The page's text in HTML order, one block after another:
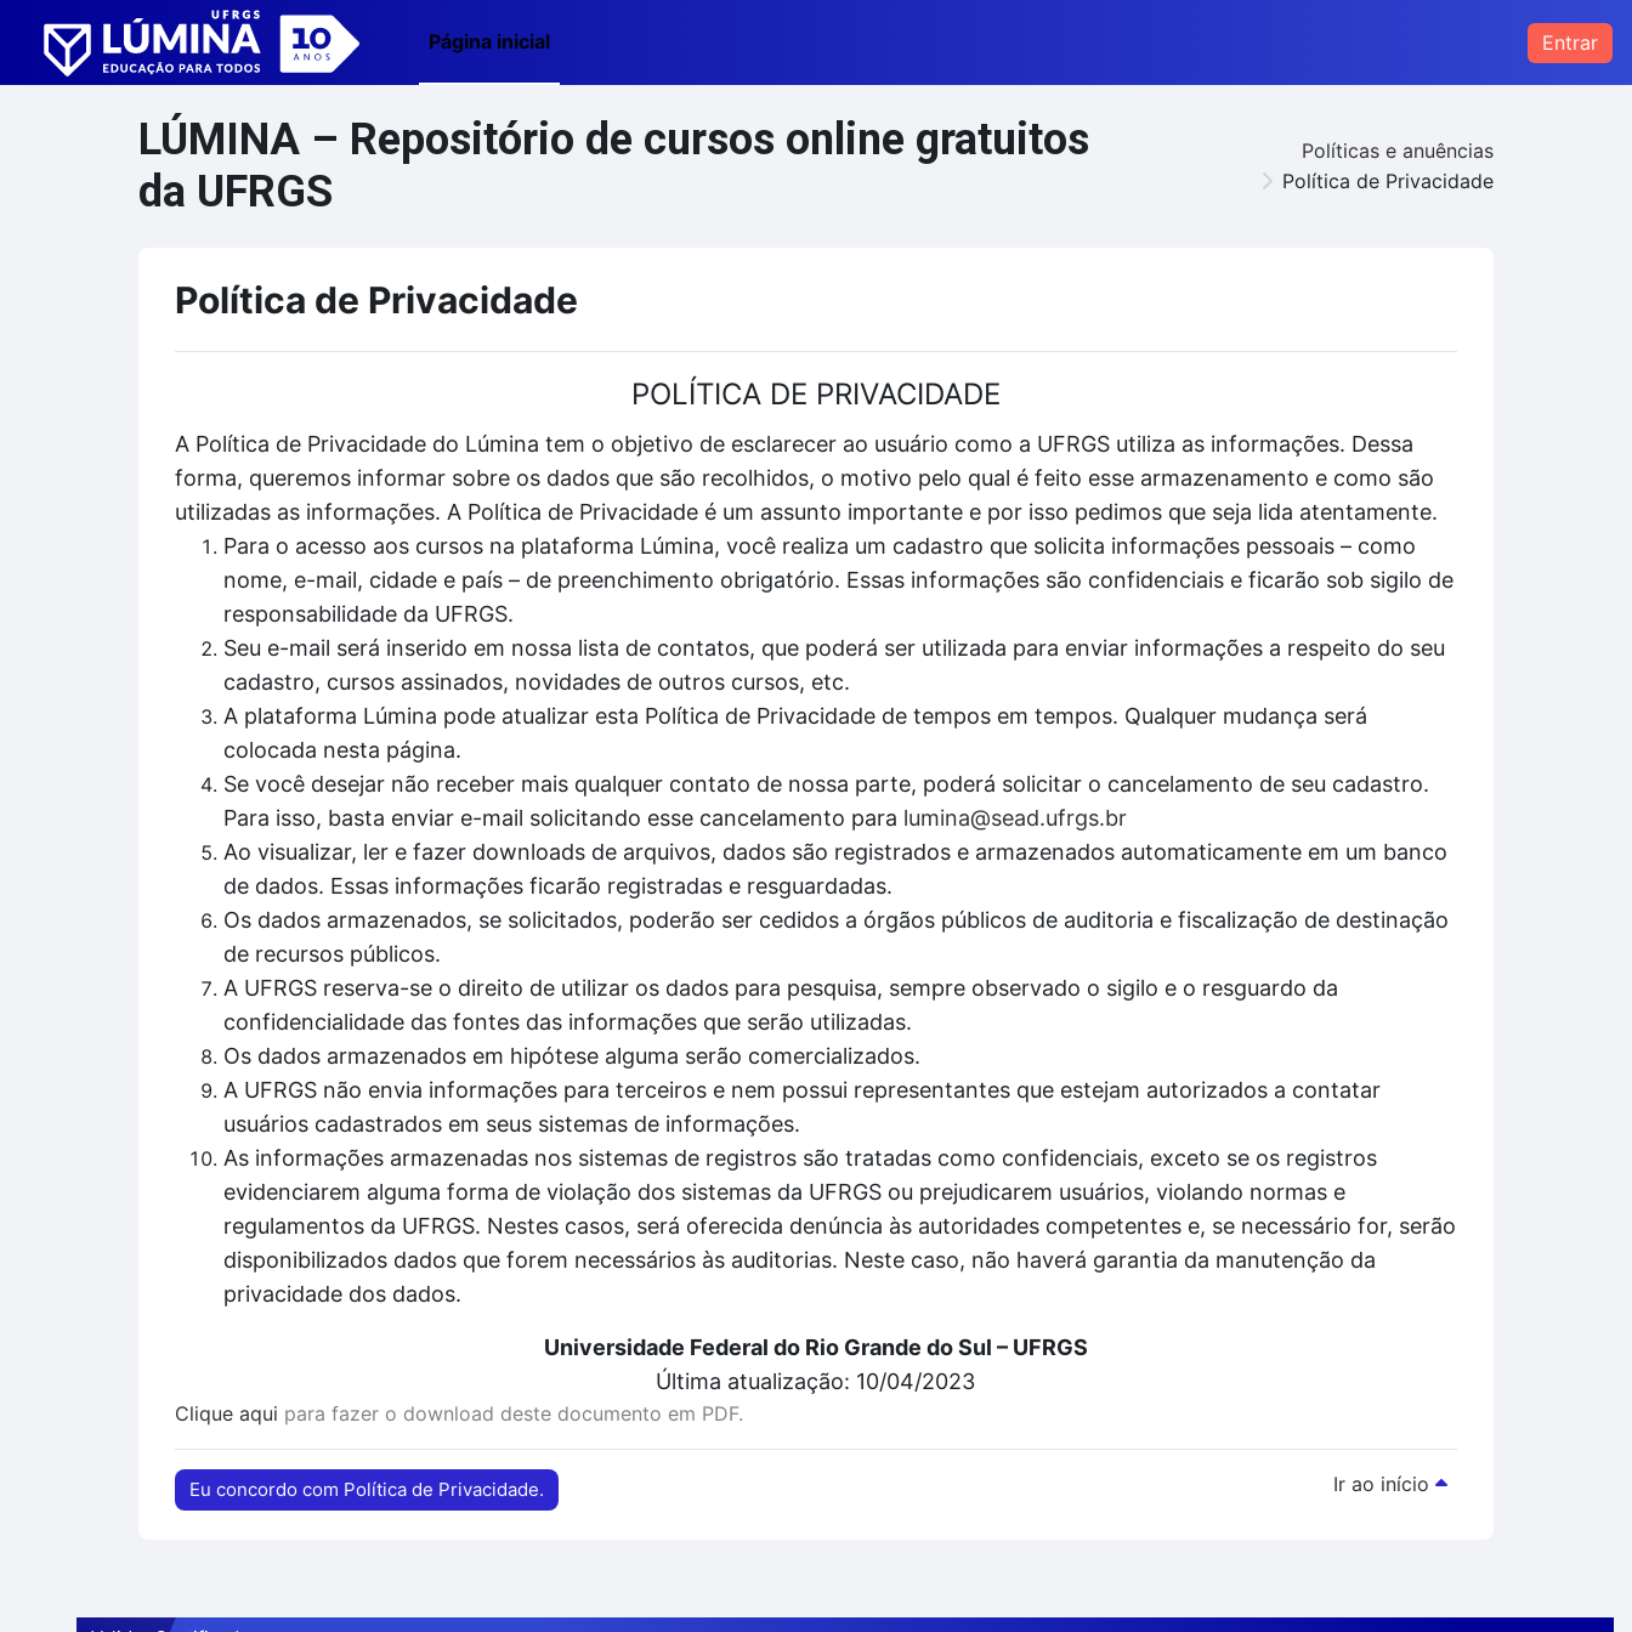
Ir para o conteúdo principal
Página inicial
Entrar
LÚMINA – Repositório de cursos online gratuitos
da UFRGS
Políticas e anuências
Política de Privacidade
Política de Privacidade
POLÍTICA DE PRIVACIDADE
A Política de Privacidade do Lúmina tem o objetivo de esclarecer ao usuário como a UFRGS utiliza as informações. Dessa
forma, queremos informar sobre os dados que são recolhidos, o motivo pelo qual é feito esse armazenamento e como são
utilizadas as informações. A Política de Privacidade é um assunto importante e por isso pedimos que seja lida atentamente.
Para o acesso aos cursos na plataforma Lúmina, você realiza um cadastro que solicita informações pessoais – como
nome, e-mail, cidade e país – de preenchimento obrigatório. Essas informações são confidenciais e ficarão sob sigilo de
responsabilidade da UFRGS.
Seu e-mail será inserido em nossa lista de contatos, que poderá ser utilizada para enviar informações a respeito do seu
cadastro, cursos assinados, novidades de outros cursos, etc.
A plataforma Lúmina pode atualizar esta Política de Privacidade de tempos em tempos. Qualquer mudança será
colocada nesta página.
Se você desejar não receber mais qualquer contato de nossa parte, poderá solicitar o cancelamento de seu cadastro.
Para isso, basta enviar e-mail solicitando esse cancelamento para lumina@sead.ufrgs.br
Ao visualizar, ler e fazer downloads de arquivos, dados são registrados e armazenados automaticamente em um banco
de dados. Essas informações ficarão registradas e resguardadas.
Os dados armazenados, se solicitados, poderão ser cedidos a órgãos públicos de auditoria e fiscalização de destinação
de recursos públicos.
A UFRGS reserva-se o direito de utilizar os dados para pesquisa, sempre observado o sigilo e o resguardo da
confidencialidade das fontes das informações que serão utilizadas.
Os dados armazenados em hipótese alguma serão comercializados.
A UFRGS não envia informações para terceiros e nem possui representantes que estejam autorizados a contatar
usuários cadastrados em seus sistemas de informações.
As informações armazenadas nos sistemas de registros são tratadas como confidenciais, exceto se os registros
evidenciarem alguma forma de violação dos sistemas da UFRGS ou prejudicarem usuários, violando normas e
regulamentos da UFRGS. Nestes casos, será oferecida denúncia às autoridades competentes e, se necessário for, serão
disponibilizados dados que forem necessários às auditorias. Neste caso, não haverá garantia da manutenção da
privacidade dos dados.
Universidade Federal do Rio Grande do Sul – UFRGS
Última atualização: 10/04/2023
Clique aqui para fazer o download deste documento em PDF.
Eu concordo com Política de Privacidade. Ir ao início